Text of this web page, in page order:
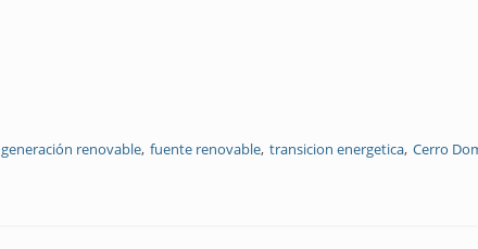
generación renovable fuente renovable transicion energetica Cerro